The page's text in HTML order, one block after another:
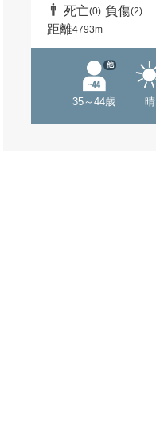
死亡(0) 負傷(2)
距離4793m
35～44歳
他
晴